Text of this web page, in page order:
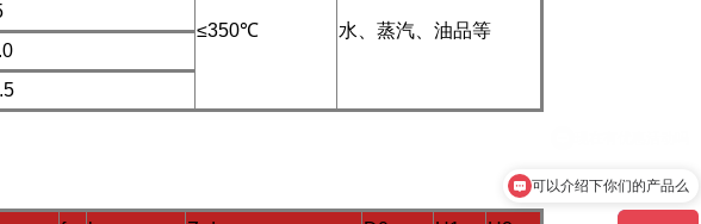
≤350℃ 水、蒸汽、油品等
可以介绍下你们的产品么